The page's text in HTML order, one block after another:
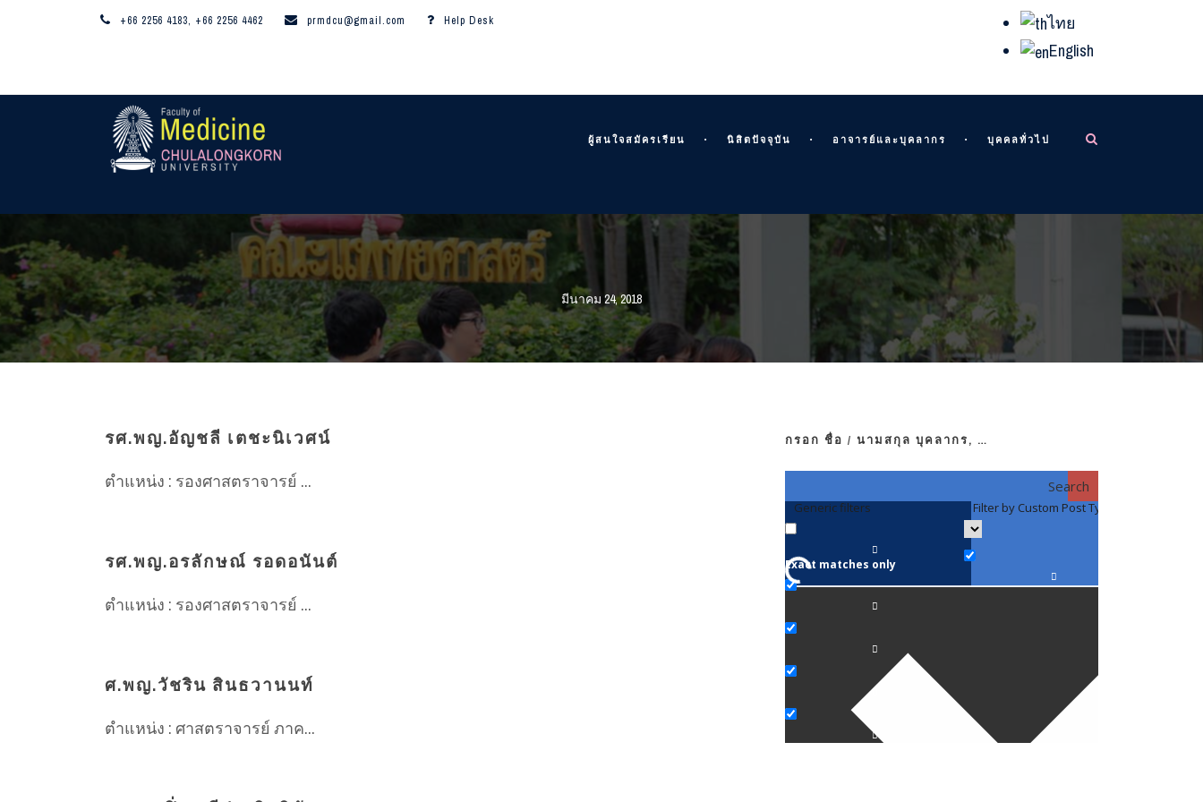
+66 2256 4183, +66 2256 4462 prmdcu@gmail.com Help Desk
ไทย
English
ผู้สนใจสมัครเรียน นิสิตปัจจุบัน อาจารย์และบุคลากร บุคคลทั่วไป
มีนาคม 24, 2018
รศ.พญ.อัญชลี เตชะนิเวศน์
ตำแหน่ง : รองศาสตราจารย์ ...
รศ.พญ.อรลักษณ์ รอดอนันต์
ตำแหน่ง : รองศาสตราจารย์ ...
ศ.พญ.วัชริน สินธวานนท์
ตำแหน่ง : ศาสตราจารย์ ภาค...
กรอก ชื่อ / นามสกุล บุคลากร, …
Search
Generic filters
Exact matches only
Filter by Custom Post Type